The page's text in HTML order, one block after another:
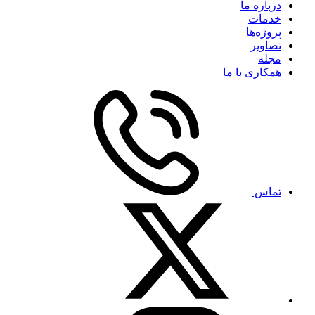
درباره ما
خدمات
پروژه‌ها
تصاویر
مجله
همکاری با ما
تماس